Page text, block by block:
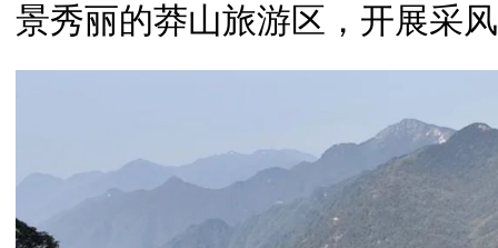
景秀丽的莽山旅游区，开展采